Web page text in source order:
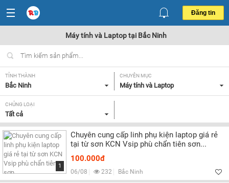
Đăng tin
Máy tính và Laptop tại Bắc Ninh
TỈNH THÀNH
Bắc Ninh
CHUYÊN MỤC
Máy tính và Laptop
CHỦNG LOẠI
Tất cả
1
Chuyên cung cấp linh phụ kiện laptop giá rẻ
tại từ sơn KCN Vsip phù chẩn tiên sơn...
100.000đ
06/08 232 Bắc Ninh